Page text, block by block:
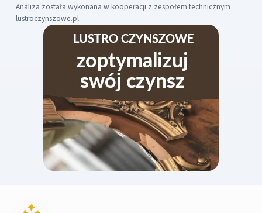
Analiza została wykonana w kooperacji z zespołem technicznym
lustroczynszowe.pl.